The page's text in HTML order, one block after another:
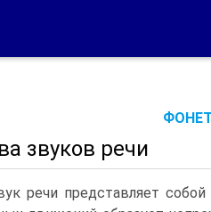
звуков речи
речи представляет